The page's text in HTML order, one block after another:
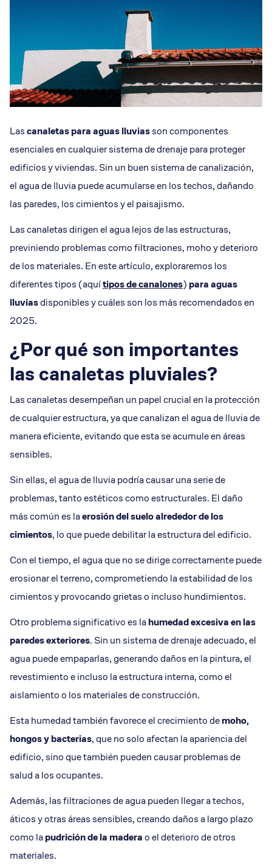
Lascanaletas para aguas lluviasson componentes
esenciales en cualquier sistema de drenaje para proteger
edificios y viviendas. Sin un buen sistema de canalización,
el agua de lluvia puede acumularse en los techos, dañando
las paredes, los cimientos y el paisajismo.
Las canaletas dirigen el agua lejos de las estructuras,
previniendo problemas como filtraciones, moho y deterioro
de los materiales. En este artículo, exploraremos los
diferentes tipos (aquítipos de canalones) para aguas
lluviasdisponibles y cuáles son los más recomendados en
2025.
¿Por qué son importantes
las canaletas pluviales?
Las canaletas desempeñan un papel crucial en la protección
de cualquier estructura, ya que canalizan el agua de lluvia de
manera eficiente, evitando que esta se acumule en áreas
sensibles.
Sin ellas, el agua de lluvia podría causar una serie de
problemas, tanto estéticos como estructurales. El daño
más común es laerosión del suelo alrededor de los
cimientos, lo que puede debilitar la estructura del edificio.
Con el tiempo, el agua que no se dirige correctamente puede
erosionar el terreno, comprometiendo la estabilidad de los
cimientos y provocando grietas o incluso hundimientos.
Otro problema significativo es lahumedad excesiva en las
paredes exteriores. Sin un sistema de drenaje adecuado, el
agua puede empaparlas, generando daños en la pintura, el
revestimiento e incluso la estructura interna, como el
aislamiento o los materiales de construcción.
Esta humedad también favorece el crecimiento demoho,
hongos y bacterias, que no solo afectan la apariencia del
edificio, sino que también pueden causar problemas de
salud a los ocupantes.
Además, las filtraciones de agua pueden llegar a techos,
áticos y otras áreas sensibles, creando daños a largo plazo
como lapudrición de la maderao el deterioro de otros
materiales.